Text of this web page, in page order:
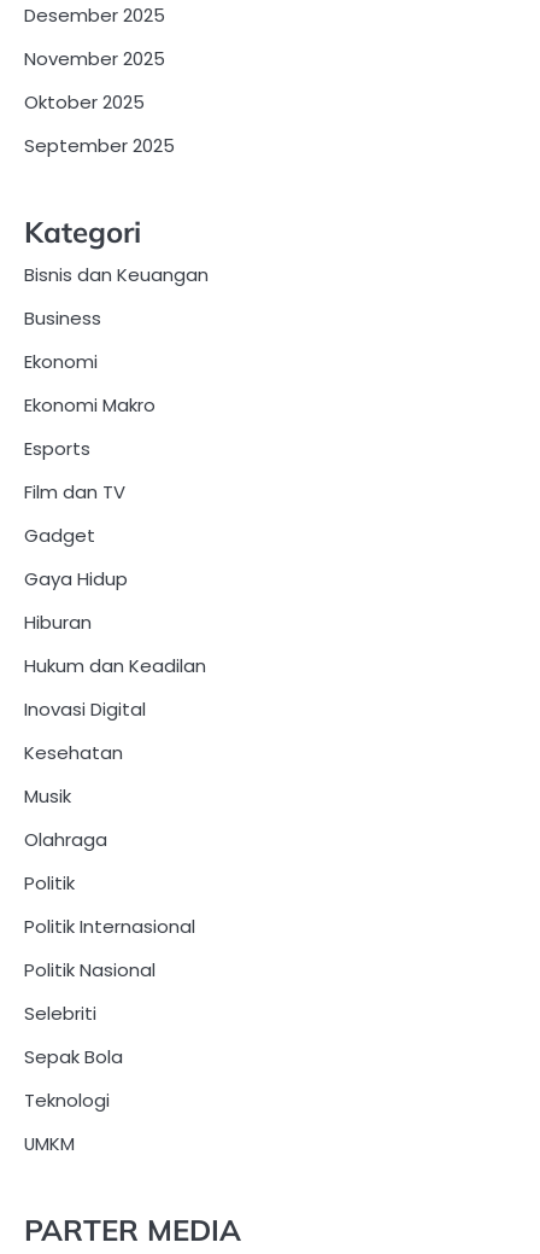
Desember 2025
November 2025
Oktober 2025
September 2025
Kategori
Bisnis dan Keuangan
Business
Ekonomi
Ekonomi Makro
Esports
Film dan TV
Gadget
Gaya Hidup
Hiburan
Hukum dan Keadilan
Inovasi Digital
Kesehatan
Musik
Olahraga
Politik
Politik Internasional
Politik Nasional
Selebriti
Sepak Bola
Teknologi
UMKM
PARTER MEDIA